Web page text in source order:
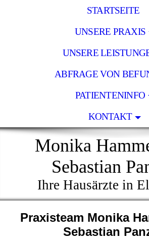
STARTSEITE
UNSERE PRAXIS
UNSERE
ABFRAGE VON
PATIENTENINFO
KONTAKT
Monika
Sebastian
Ihre Hausärzte in
Praxisteam Monika
Sebastian